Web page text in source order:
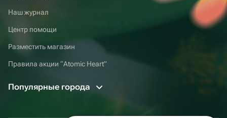
Наш журнал
Центр помощи
Разместить магазин
Правила акции “Atomic Heart”
Популярные города